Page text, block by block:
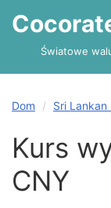
Światowe
Dom Sri Lankan
Kurs
CNY